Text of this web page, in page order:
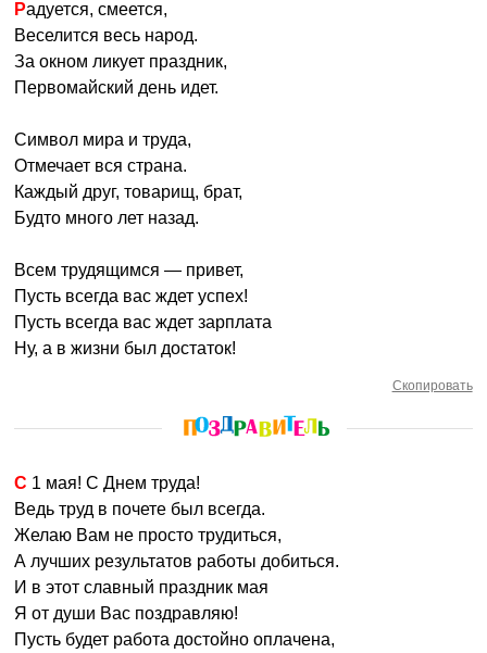
Радуется, смеется,
Веселится весь народ.
За окном ликует праздник,
Первомайский день идет.
Символ мира и труда,
Отмечает вся страна.
Каждый друг, товарищ, брат,
Будто много лет назад.
Всем трудящимся — привет,
Пусть всегда вас ждет успех!
Пусть всегда вас ждет зарплата
Ну, а в жизни был достаток!
Скопировать
С 1 мая! С Днем труда!
Ведь труд в почете был всегда.
Желаю Вам не просто трудиться,
А лучших результатов работы добиться.
И в этот славный праздник мая
Я от души Вас поздравляю!
Пусть будет работа достойно оплачена,